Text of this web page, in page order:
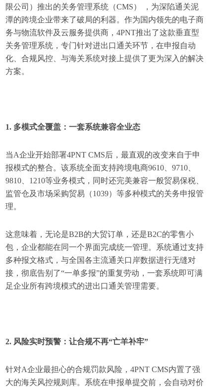
限公司）推出的关务管理系统（CMS） ，为深陷通关泥
潭的跨境企业带来了破局的利器。作为国内领先的电子商
务与物流软件及云服务提供商，4PNT推出了这款垂直型
关务管理系统，专门针对进出口通关环节，在申报自动
化、合规风控、与海关系统对接上提供了更为深入的解决
方案。
1. 多模式全覆盖：一套系统兼容全业态
当A企业开始部署4PNT CMS后，最直观的改变来自于申
报模式的整合。该系统全面支持跨境电商9610、9710、
9810、1210等业务模式，同时还完美兼容一般贸易保税、
监管仓及市场采购贸易（1039）等多种模式的关务申报管
理。
这意味着，无论是B2B的大贸订单，还是B2C的零售小
包，企业都能在同一个界面完成统一管理。系统通过支持
多种报文格式，与全国各主流通关口岸数据进行无缝对
接，彻底告别了“一单多报”的重复劳动，一套系统即可满
足企业所有跨境模式的进出口通关管理需要。
2. 风险实时预警：让合规不再“亡羊补牢”
针对A企业最担心的合规罚款风险，4PNT CMS内置了强
大的海关风控规则库。系统在申报单提交前，会自动对价